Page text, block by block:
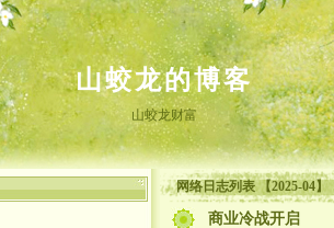
山蛟龙的博客
山蛟龙财富
网络日志列表 【2025-04】
商业冷战开启